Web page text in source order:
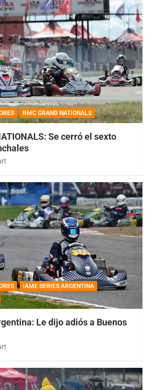
RMC GRAND NATIONALS
Se cerró el sexto
IAME SERIES ARGENTINA
Le dijo adiós a Buenos